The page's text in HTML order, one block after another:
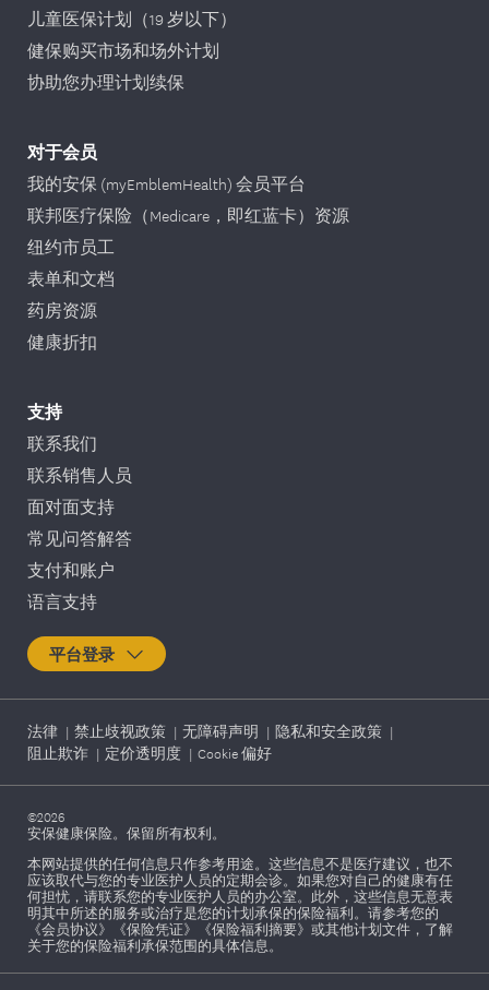
儿童医保计划（19 岁以下）
健保购买市场和场外计划
协助您办理计划续保
对于会员
我的安保 (myEmblemHealth) 会员平台
联邦医疗保险（Medicare，即红蓝卡）资源
纽约市员工
表单和文档
药房资源
健康折扣
支持
联系我们
联系销售人员
面对面支持
常见问答解答
支付和账户
语言支持
平台登录
法律 | 禁止歧视政策 | 无障碍声明 | 隐私和安全政策 |
阻止欺诈 | 定价透明度 | Cookie 偏好
©2026
安保健康保险。保留所有权利。
本网站提供的任何信息只作参考用途。这些信息不是医疗建议，也不
应该取代与您的专业医护人员的定期会诊。如果您对自己的健康有任
何担忧，请联系您的专业医护人员的办公室。此外，这些信息无意表
明其中所述的服务或治疗是您的计划承保的保险福利。请参考您的
《会员协议》《保险凭证》《保险福利摘要》或其他计划文件，了解
关于您的保险福利承保范围的具体信息。